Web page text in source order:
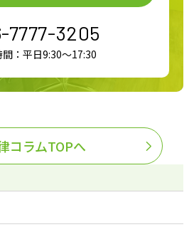
7777-3205
間：平日9:30～17:30
コラムTOPへ